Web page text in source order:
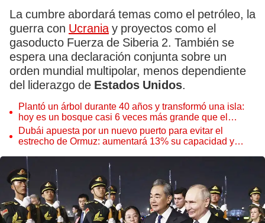
La cumbre abordará temas como el petróleo, la
guerra con Ucraniay proyectos como el
gasoducto Fuerza de Siberia 2. También se
espera una declaración conjunta sobre un
orden mundial multipolar, menos dependiente
del liderazgo de Estados Unidos.
Plantó un árbol durante 40 años y transformó una isla:
hoy es un bosque casi 6 veces más grande que el
Parque de las Leyendas
Dubái apuesta por un nuevo puerto para evitar el
estrecho de Ormuz: aumentará 13% su capacidad y